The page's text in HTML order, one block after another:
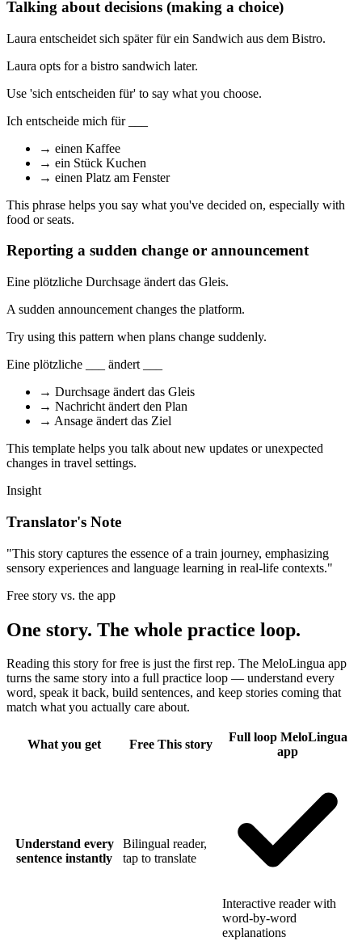
Talking about decisions (making a choice)
Laura entscheidet sich später für ein Sandwich aus dem Bistro.
Laura opts for a bistro sandwich later.
Use 'sich entscheiden für' to say what you choose.
Ich entscheide mich für ___
→ einen Kaffee
→ ein Stück Kuchen
→ einen Platz am Fenster
This phrase helps you say what you've decided on, especially with
food or seats.
Reporting a sudden change or announcement
Eine plötzliche Durchsage ändert das Gleis.
A sudden announcement changes the platform.
Try using this pattern when plans change suddenly.
Eine plötzliche ___ ändert ___
→ Durchsage ändert das Gleis
→ Nachricht ändert den Plan
→ Ansage ändert das Ziel
This template helps you talk about new updates or unexpected
changes in travel settings.
Insight
Translator's Note
"This story captures the essence of a train journey, emphasizing
sensory experiences and language learning in real-life contexts."
Free story vs. the app
One story. The whole practice loop.
Reading this story for free is just the first rep. The MeloLingua app
turns the same story into a full practice loop — understand every
word, speak it back, build sentences, and keep stories coming that
match what you actually care about.
What you get Free This story
Full loop MeloLingua
app
Understand every
sentence instantly
Bilingual reader,
tap to translate
Interactive reader with
word-by-word
explanations